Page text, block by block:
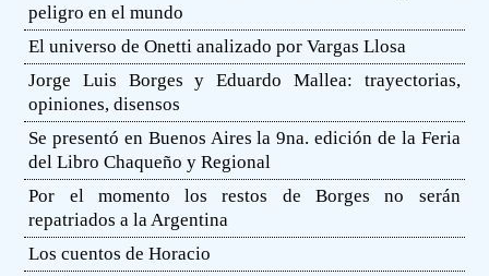
peligro en el mundo
El universo de Onetti analizado por Vargas Llosa
Jorge Luis Borges y Eduardo Mallea: trayectorias,
opiniones, disensos
Se presentó en Buenos Aires la 9na. edición de la Feria
del Libro Chaqueño y Regional
Por el momento los restos de Borges no serán
repatriados a la Argentina
Los cuentos de Horacio